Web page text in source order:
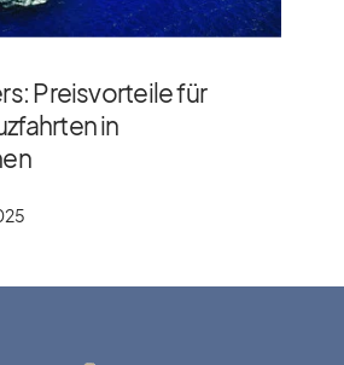
Preisvorteile für
in